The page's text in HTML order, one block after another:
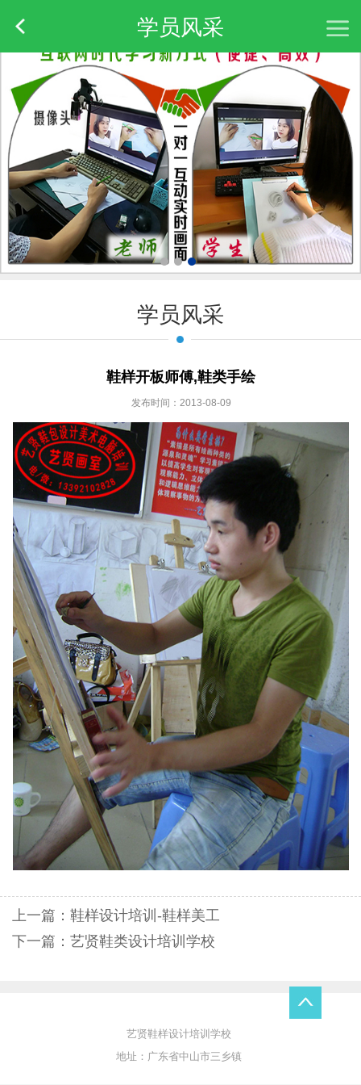
学员风采
学员风采
鞋样开板师傅,鞋类手绘
发布时间：2013-08-09
上一篇： 鞋样设计培训-鞋样美工
下一篇： 艺贤鞋类设计培训学校
艺贤鞋样设计培训学校
地址：广东省中山市三乡镇